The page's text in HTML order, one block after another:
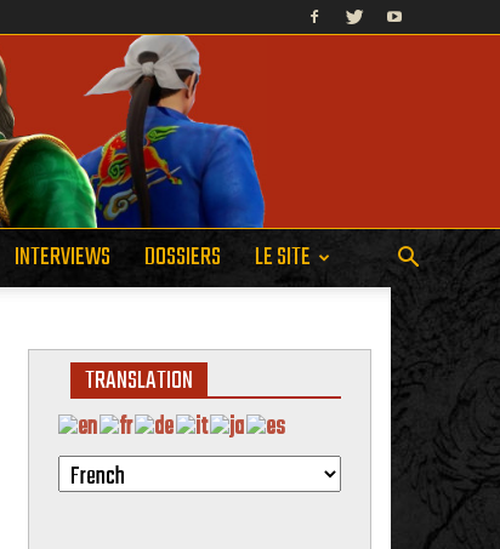
INTERVIEWS DOSSIERS LE SITE
TRANSLATION